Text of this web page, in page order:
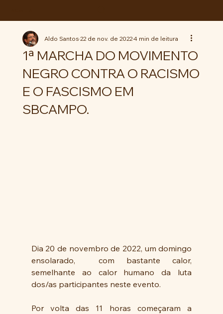
1ª MARCHA DO MOVIMENTO
NEGRO CONTRA O RACISMO
E O FASCISMO EM
SBCAMPO.
Aldo Santos22 de nov. de 20224 min de leitura
Dia 20 de novembro de 2022, um domingo
ensolarado,  com bastante calor,
semelhante ao calor humano da luta
dos/as participantes neste evento.
Por volta das 11 horas começaram a